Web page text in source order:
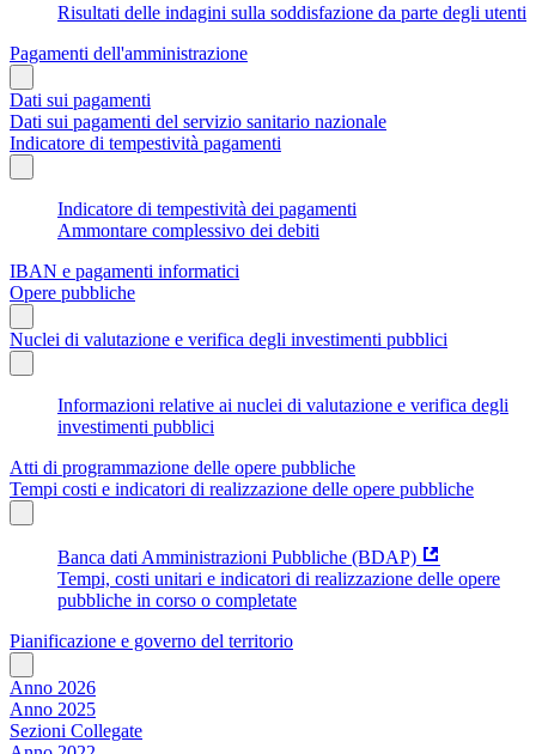
Risultati delle indagini sulla soddisfazione da parte degli utenti
Pagamenti dell'amministrazione
Dati sui pagamenti
Dati sui pagamenti del servizio sanitario nazionale
Indicatore di tempestività pagamenti
Indicatore di tempestività dei pagamenti
Ammontare complessivo dei debiti
IBAN e pagamenti informatici
Opere pubbliche
Nuclei di valutazione e verifica degli investimenti pubblici
Informazioni relative ai nuclei di valutazione e verifica degli
investimenti pubblici
Atti di programmazione delle opere pubbliche
Tempi costi e indicatori di realizzazione delle opere pubbliche
Banca dati Amministrazioni Pubbliche (BDAP)
Tempi, costi unitari e indicatori di realizzazione delle opere
pubbliche in corso o completate
Pianificazione e governo del territorio
Anno 2026
Anno 2025
Sezioni Collegate